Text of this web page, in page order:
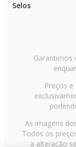
Selos
Garantimos
Preços
As imagens
Todos os
a alteração